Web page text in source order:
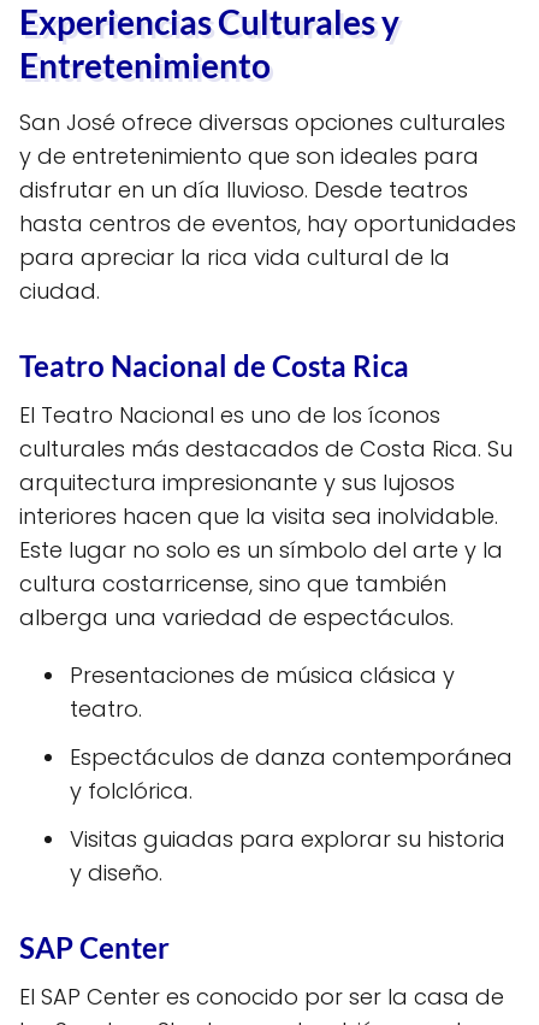
Experiencias Culturales y
Entretenimiento
San José ofrece diversas opciones culturales
y de entretenimiento que son ideales para
disfrutar en un día lluvioso. Desde teatros
hasta centros de eventos, hay oportunidades
para apreciar la rica vida cultural de la
ciudad.
Teatro Nacional de Costa Rica
El Teatro Nacional es uno de los íconos
culturales más destacados de Costa Rica. Su
arquitectura impresionante y sus lujosos
interiores hacen que la visita sea inolvidable.
Este lugar no solo es un símbolo del arte y la
cultura costarricense, sino que también
alberga una variedad de espectáculos.
Presentaciones de música clásica y
teatro.
Espectáculos de danza contemporánea
y folclórica.
Visitas guiadas para explorar su historia
y diseño.
SAP Center
El SAP Center es conocido por ser la casa de